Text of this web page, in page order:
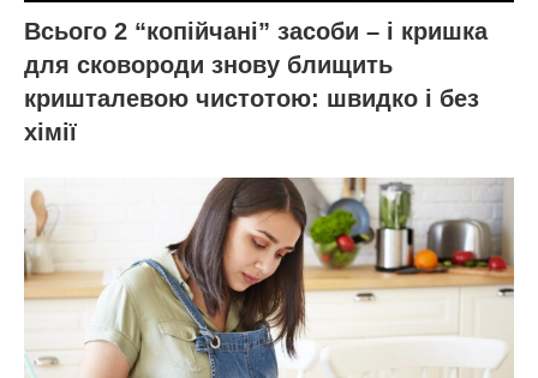
Всього 2 “копійчані” засоби – і кришка
для сковороди знову блищить
кришталевою чистотою: швидко і без
хімії